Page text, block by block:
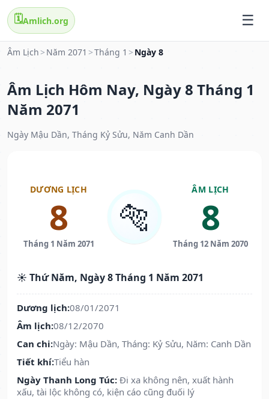
🗓️Amlich.org
Âm Lịch > Năm 2071 >Tháng 1 > Ngày 8
Âm Lịch Hôm Nay, Ngày 8 Tháng 1
Năm 2071
Ngày Mậu Dần, Tháng Kỷ Sửu, Năm Canh Dần
DƯƠNG LỊCH
8
Tháng 1 Năm 2071
🐅
ÂM LỊCH
8
Tháng 12 Năm 2070
☀️ Thứ Năm, Ngày 8 Tháng 1 Năm 2071
Dương lịch:08/01/2071
Âm lịch:08/12/2070
Can chi:Ngày: Mậu Dần, Tháng: Kỷ Sửu, Năm: Canh Dần
Tiết khí:Tiểu hàn
Ngày Thanh Long Túc: Đi xa không nên, xuất hành
xấu, tài lộc không có, kiện cáo cũng đuối lý